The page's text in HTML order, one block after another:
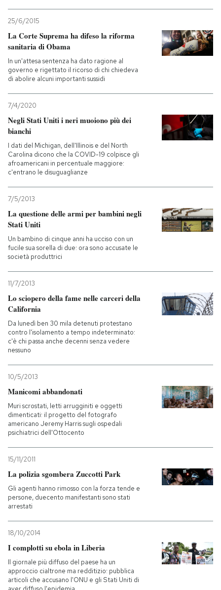
25/6/2015
La Corte Suprema ha difeso la riforma
sanitaria di Obama
In un'attesa sentenza ha dato ragione al
governo e rigettato il ricorso di chi chiedeva
di abolire alcuni importanti sussidi
7/4/2020
Negli Stati Uniti i neri muoiono più dei
bianchi
I dati del Michigan, dell'Illinois e del North
Carolina dicono che la COVID-19 colpisce gli
afroamericani in percentuale maggiore:
c'entrano le disuguaglianze
7/5/2013
La questione delle armi per bambini negli
Stati Uniti
Un bambino di cinque anni ha ucciso con un
fucile sua sorella di due: ora sono accusate le
società produttrici
11/7/2013
Lo sciopero della fame nelle carceri della
California
Da lunedì ben 30 mila detenuti protestano
contro l'isolamento a tempo indeterminato:
c'è chi passa anche decenni senza vedere
nessuno
10/5/2013
Manicomi abbandonati
Muri scrostati, letti arrugginiti e oggetti
dimenticati: il progetto del fotografo
americano Jeremy Harris sugli ospedali
psichiatrici dell'Ottocento
15/11/2011
La polizia sgombera Zuccotti Park
Gli agenti hanno rimosso con la forza tende e
persone, duecento manifestanti sono stati
arrestati
18/10/2014
I complotti su ebola in Liberia
Il giornale più diffuso del paese ha un
approccio cialtrone ma redditizio: pubblica
articoli che accusano l'ONU e gli Stati Uniti di